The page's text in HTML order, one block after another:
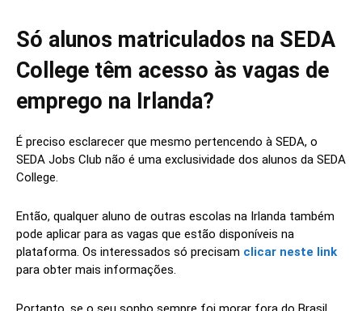
Só alunos matriculados na SEDA
College têm acesso às vagas de
emprego na Irlanda?
É preciso esclarecer que mesmo pertencendo à SEDA, o
SEDA Jobs Club não é uma exclusividade dos alunos da SEDA
College.
Então, qualquer aluno de outras escolas na Irlanda também
pode aplicar para as vagas que estão disponíveis na
plataforma. Os interessados só precisam clicar neste link
para obter mais informações.